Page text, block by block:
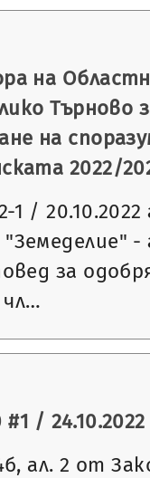
на
Търново
на
2022/
/ 20.10.2022
-
за
/ 24.10.2022
ал. 2 от